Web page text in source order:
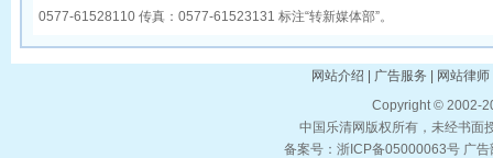
0577-61528110 传真：0577-61523131 标注“转新媒体部”。
网站介绍 | 广告服务 | 网站律
Copyright © 2002-
中国乐清网版权所有，未经书面
备案号：浙ICP备05000063号 广